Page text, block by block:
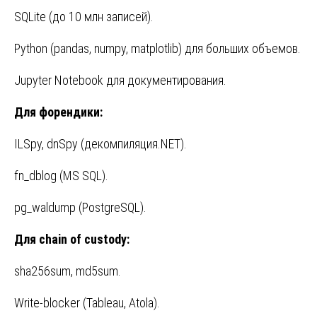
SQLite (до 10 млн записей).
Python (pandas, numpy, matplotlib) для больших объемов.
Jupyter Notebook для документирования.
Для форендики:
ILSpy, dnSpy (декомпиляция.NET).
fn_dblog (MS SQL).
pg_waldump (PostgreSQL).
Для chain of custody:
sha256sum, md5sum.
Write-blocker (Tableau, Atola).